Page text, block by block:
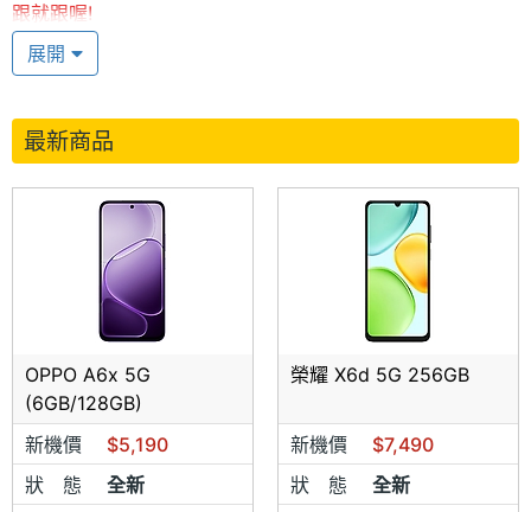
跟就跟喔!
＊來店打卡贈好禮
整新品或瑕疪品)
＊原廠公司貨保證比直營特約門市更便宜，歡迎比價
＊歡迎來店舊機換新機
＊來店(電)請表明為手機王網友,若未告知均以現場報價為準
並無售後退差價
＊各大廠牌全系列手機、平板電腦、3C現貨供應中
＊各廠牌手機及原廠副廠配件均有販售
＊手機維修、保護貼、包膜皆有服務
展開
最新商品
OPPO A6x 5G
(6GB/128GB)
新機價
$5,190
狀 態
全新
榮耀 X6d 5G 256GB
新機價
$7,490
狀 態
全新